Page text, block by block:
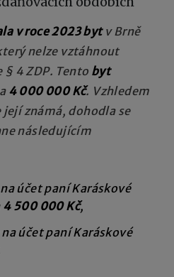
v roce 2023 bytv Brně
nelze vztáhnout
4 ZDP. Tento byt
4 000 000 Kč. Vzhledem
známá, dohodla se
následujícím
účet paní Karáskové
4 500 000 Kč,
účet paní Karáskové